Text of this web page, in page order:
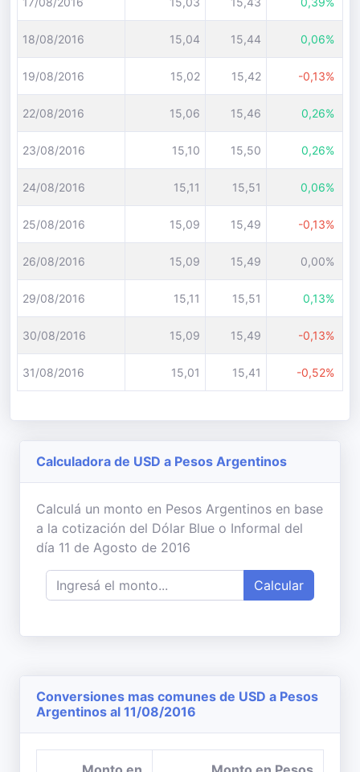
18/08/2016 15,04 15,44 0,06%
19/08/2016 15,02 15,42 -0,13%
22/08/2016 15,06 15,46 0,26%
23/08/2016 15,10 15,50 0,26%
24/08/2016 15,11 15,51 0,06%
25/08/2016 15,09 15,49 -0,13%
26/08/2016 15,09 15,49 0,00%
29/08/2016 15,11 15,51 0,13%
30/08/2016 15,09 15,49 -0,13%
31/08/2016 15,01 15,41 -0,52%
Calculadora de USD a Pesos Argentinos
Calculá un monto en Pesos Argentinos en base
a la cotización del Dólar Blue o Informal del
día 11 de Agosto de 2016
Calcular
Conversiones mas comunes de USD a Pesos
Argentinos al 11/08/2016